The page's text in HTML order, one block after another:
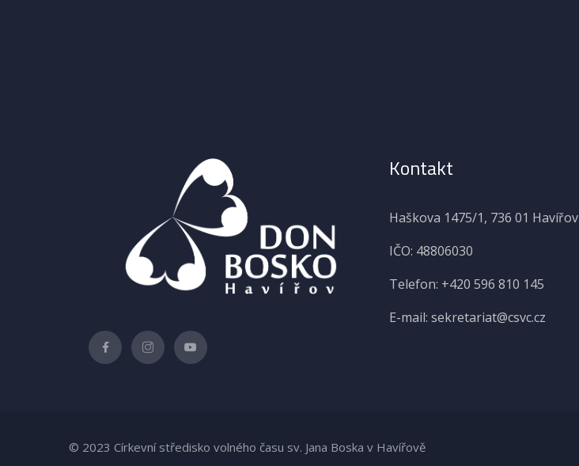
Kontakt
Haškova 1475/1, 736 01 Havířov
IČO: 48806030
Telefon: +420 596 810 145
E-mail: sekretariat@csvc.cz
© 2023 Církevní středisko volného času sv. Jana Boska v Havířově